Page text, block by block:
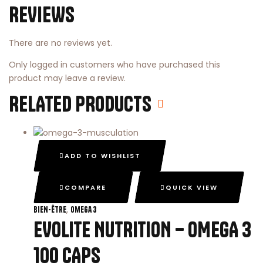
REVIEWS
There are no reviews yet.
Only logged in customers who have purchased this
product may leave a review.
RELATED PRODUCTS
ADD TO WISHLIST
COMPARE QUICK VIEW
Bien-Être, Omega 3
EVOLITE NUTRITION – OMEGA 3
100 CAPS